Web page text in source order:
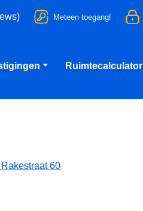
Meteen toegang!
Ruimtecalculator
60